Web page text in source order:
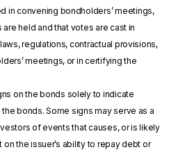
in convening bondholders’ meetings,
held and that votes are cast in
regulations, contractual provisions,
meetings, or in certifying the
on the bonds solely to indicate
bonds. Some signs may serve as a
of events that causes, or is likely
the issuer’s ability to repay debt or